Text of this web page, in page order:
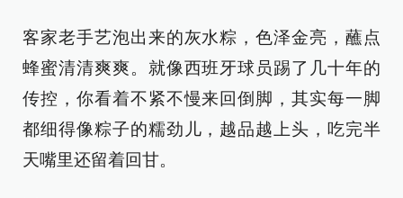
客家老手艺泡出来的灰水粽，色泽金亮，蘸点
蜂蜜清清爽爽。就像西班牙球员踢了几十年的
传控，你看着不紧不慢来回倒脚，其实每一脚
都细得像粽子的糯劲儿，越品越上头，吃完半
天嘴里还留着回甘。